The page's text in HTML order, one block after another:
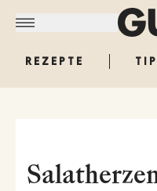
REZEPTE